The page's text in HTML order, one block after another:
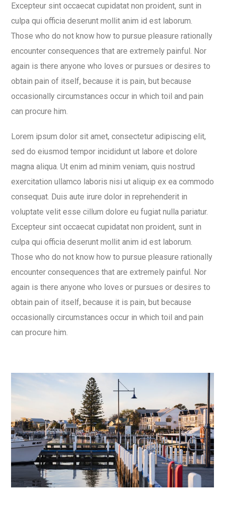
Excepteur sint occaecat cupidatat non proident, sunt in
culpa qui officia deserunt mollit anim id est laborum.
Those who do not know how to pursue pleasure rationally
encounter consequences that are extremely painful. Nor
again is there anyone who loves or pursues or desires to
obtain pain of itself, because it is pain, but because
occasionally circumstances occur in which toil and pain
can procure him.
Lorem ipsum dolor sit amet, consectetur adipiscing elit,
sed do eiusmod tempor incididunt ut labore et dolore
magna aliqua. Ut enim ad minim veniam, quis nostrud
exercitation ullamco laboris nisi ut aliquip ex ea commodo
consequat. Duis aute irure dolor in reprehenderit in
voluptate velit esse cillum dolore eu fugiat nulla pariatur.
Excepteur sint occaecat cupidatat non proident, sunt in
culpa qui officia deserunt mollit anim id est laborum.
Those who do not know how to pursue pleasure rationally
encounter consequences that are extremely painful. Nor
again is there anyone who loves or pursues or desires to
obtain pain of itself, because it is pain, but because
occasionally circumstances occur in which toil and pain
can procure him.